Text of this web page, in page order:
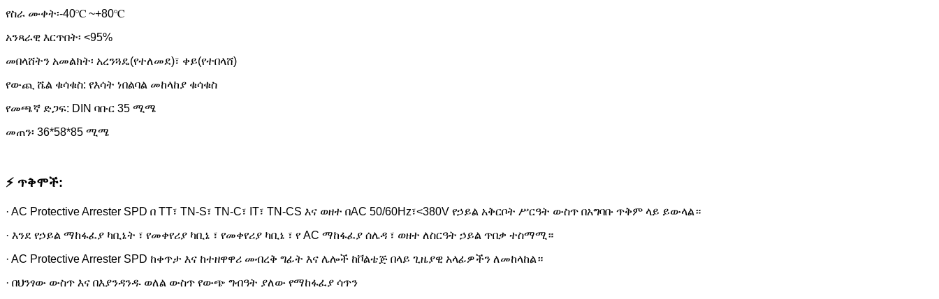
የስራ ሙቀት፡-40℃ ~+80℃
አንጻራዊ እርጥበት፡ <95%
መበላሸትን አመልክት፡ አረንጓዴ(የተለመደ)፣ ቀይ(የተበላሸ)
የውጪ ሼል ቁሳቁስ: የእሳት ነበልባል መከላከያ ቁሳቁስ
የመጫኛ ድጋፍ: DIN ባቡር 35 ሚሜ
መጠን፡ 36*58*85 ሚሜ
⚡ ጥቅሞች:
· AC Protective Arrester SPD በ TT፣ TN-S፣ TN-C፣ IT፣ TN-CS እና ወዘተ በAC 50/60Hz፣<380V የኃይል አቅርቦት ሥርዓት ውስጥ በአግባቡ ጥቅም ላይ ይውላል።
· እንደ የኃይል ማከፋፈያ ካቢኔት ፣ የመቀየሪያ ካቢኔ ፣ የመቀየሪያ ካቢኔ ፣ የ AC ማከፋፈያ ሰሌዳ ፣ ወዘተ ለስርዓት ኃይል ጥበቃ ተስማሚ።
· AC Protective Arrester SPD ከቀጥታ እና ከተዘዋዋሪ መብረቅ ግፊት እና ሌሎች ከቮልቴጅ በላይ ጊዜያዊ አላፊዎችን ለመከላከል።
· በህንፃው ውስጥ እና በእያንዳንዱ ወለል ውስጥ የውጭ ግብዓት ያለው የማከፋፈያ ሳጥን